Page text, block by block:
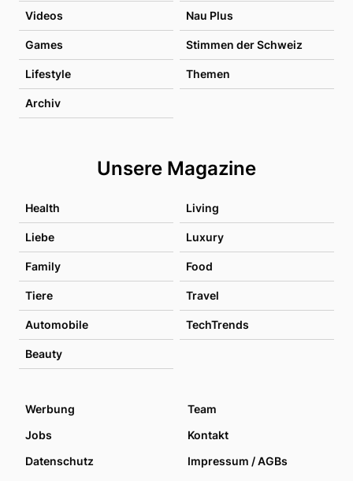
Videos Nau Plus
Games Stimmen der Schweiz
Lifestyle Themen
Archiv
Unsere Magazine
Health Living
Liebe Luxury
Family Food
Tiere Travel
Automobile TechTrends
Beauty
Werbung
Team
Jobs
Kontakt
Datenschutz
Impressum / AGBs